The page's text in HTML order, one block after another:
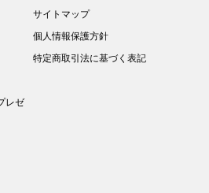
レゼ
サイトマップ
個人情報保護方針
特定商取引法に基づく表記